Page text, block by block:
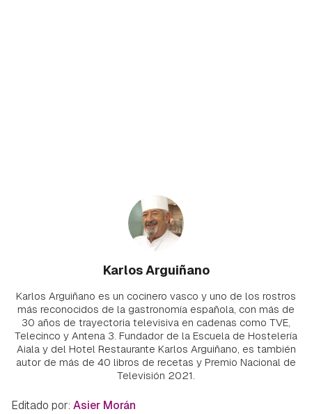
Karlos Arguiñano
Karlos Arguiñano es un cocinero vasco y uno de los rostros
más reconocidos de la gastronomía española, con más de
30 años de trayectoria televisiva en cadenas como TVE,
Telecinco y Antena 3. Fundador de la Escuela de Hostelería
Aiala y del Hotel Restaurante Karlos Arguiñano, es también
autor de más de 40 libros de recetas y Premio Nacional de
Televisión 2021.
Editado por: Asier Morán